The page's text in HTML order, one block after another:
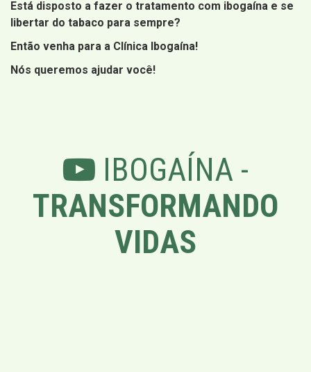
Está disposto a fazer o tratamento com ibogaína e se
libertar do tabaco para sempre?
Então venha para a Clínica Ibogaína!
Nós queremos ajudar você!
IBOGAÍNA -
TRANSFORMANDO
VIDAS